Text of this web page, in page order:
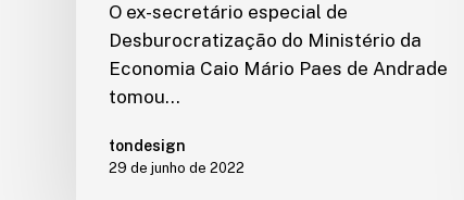
O ex-secretário especial de
Desburocratização do Ministério da
Economia Caio Mário Paes de Andrade
tomou…
tondesign
29 de junho de 2022